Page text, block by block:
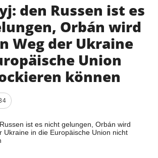
den Russen ist es
Orbán wird
Weg der Ukraine
Union
können